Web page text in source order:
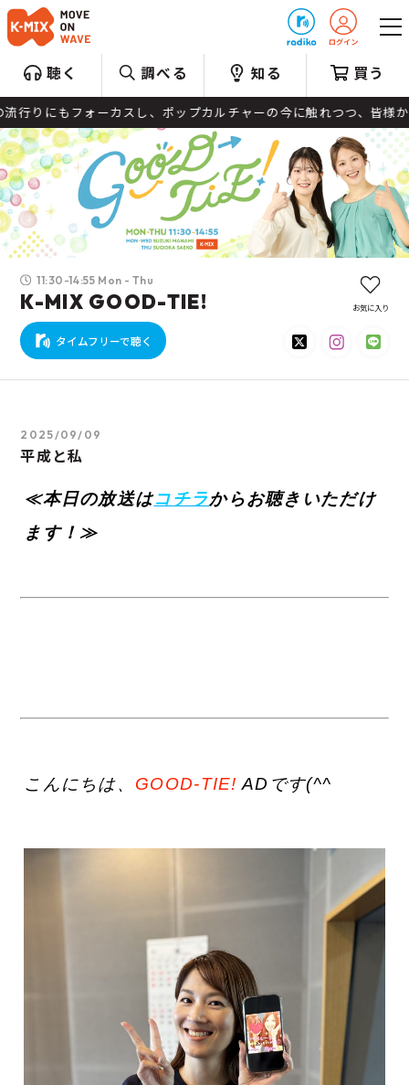
聴く 調べる 知る 買う
スし、ポップカルチャーの今に触れつつ、皆様からのメッセー
11:30-14:55 Mon - Thu
K-MIX GOOD-TIE!
タイムフリーで聴く
お気に入り
2025/09/09
平成と私
≪本日の放送はコチラからお聴きいただけ
ます！≫
こんにちは、 GOOD-TIE!ADです(^^ゞ